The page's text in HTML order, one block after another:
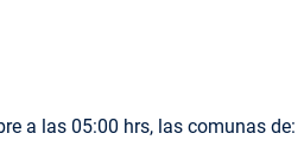
a las 05:00 hrs, las comunas de: